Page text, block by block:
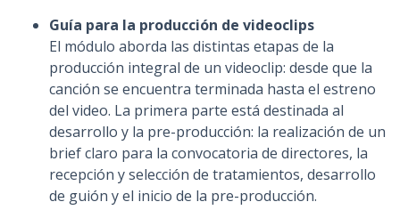
Guía para la producción de videoclips
El módulo aborda las distintas etapas de la
producción integral de un videoclip: desde que la
canción se encuentra terminada hasta el estreno
del video. La primera parte está destinada al
desarrollo y la pre-producción: la realización de un
brief claro para la convocatoria de directores, la
recepción y selección de tratamientos, desarrollo
de guión y el inicio de la pre-producción.